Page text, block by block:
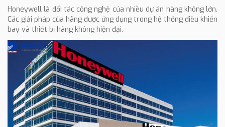
Honeywell là đối tác công nghệ của nhiều dự án hàng không lớn.
Các giải pháp của hãng được ứng dụng trong hệ thống điều khiển
bay và thiết bị hàng không hiện đại.